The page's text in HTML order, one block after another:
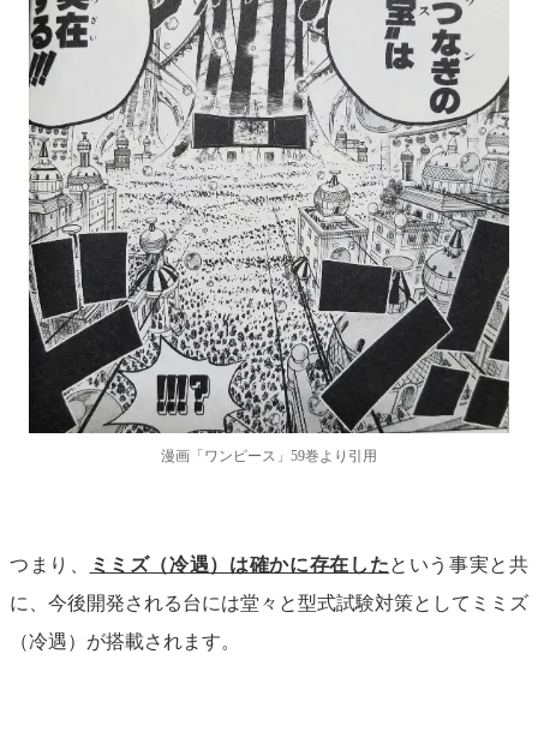
漫画「ワンピース」59巻より引用
つまり、 ミミズ（冷遇）は確かに存在したという事実と共
に、今後開発される台には堂々と型式試験対策としてミミズ
（冷遇）が搭載されます。